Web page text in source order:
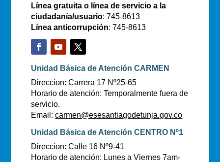
Línea gratuita o línea de servicio a la
ciudadanía/usuario: 745-8613
Línea anticorrupción: 745-8613
Unidad Básica de Atención CARMEN
Direccion: Carrera 17 Nº25-65
Horario de atención: Temporalmente fuera de
servicio.
Email:carmen@esesantiagodetunja.gov.co
Unidad Básica de Atención CENTRO Nº1
Direccion: Calle 16 Nº9-41
Horario de atención: Lunes a Viernes 7am-